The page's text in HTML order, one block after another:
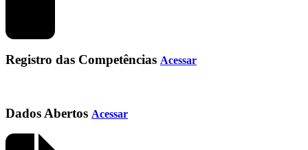
Registro das Competências Acessar
Dados Abertos Acessar